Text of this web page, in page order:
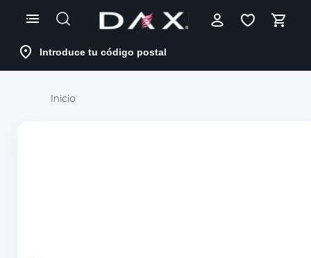
Introduce tu código postal
Inicio